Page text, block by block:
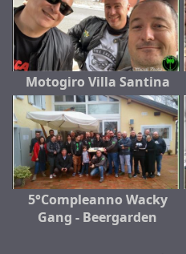
Motogiro Villa Santina
5°Compleanno Wacky
Gang - Beergarden